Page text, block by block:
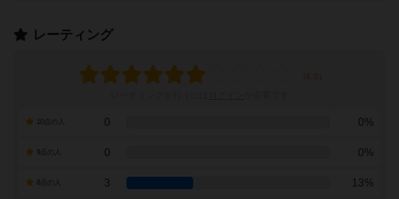
レーティング
0 0%
0 0%
3 13%